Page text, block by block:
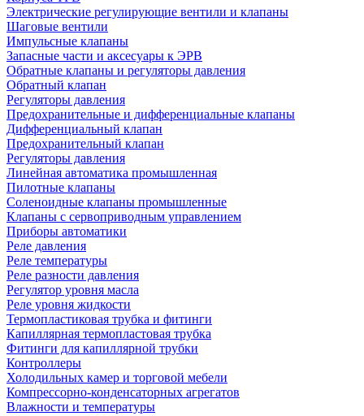
Электрические регулирующие вентили и клапаны
Шаговые вентили
Импульсные клапаны
Запасные части и аксесуары к ЭРВ
Обратные клапаны и регуляторы давления
Обратный клапан
Регуляторы давления
Предохранительные и дифференциальные клапаны
Дифференциальный клапан
Предохранительный клапан
Регуляторы давления
Линейная автоматика промышленная
Пилотные клапаны
Соленоидные клапаны промышленные
Клапаны с сервоприводным управлением
Приборы автоматики
Реле давления
Реле температуры
Реле разности давления
Регулятор уровня масла
Реле уровня жидкости
Термопластиковая трубка и фитинги
Капиллярная термопластовая трубка
Фитинги для капиллярной трубки
Контроллеры
Холодильных камер и торговой мебели
Компрессорно-конденсаторных агрегатов
Влажности и температуры